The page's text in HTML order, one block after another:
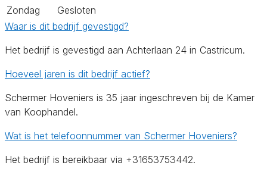
Zondag
Gesloten
Waar is dit bedrijf gevestigd?
Het bedrijf is gevestigd aan Achterlaan 24 in Castricum.
Hoeveel jaren is dit bedrijf actief?
Schermer Hoveniers is 35 jaar ingeschreven bij de Kamer
van Koophandel.
Wat is het telefoonnummer van Schermer Hoveniers?
Het bedrijf is bereikbaar via +31653753442.